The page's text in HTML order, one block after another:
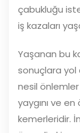
çabukluğu
iş kazaları
Yaşanan bu
sonuçlara yol
nesil önlemler
yaygını ve
kemerleridir.